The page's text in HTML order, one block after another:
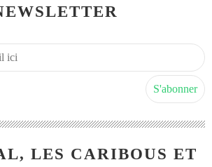
LES CARIBOUS ET